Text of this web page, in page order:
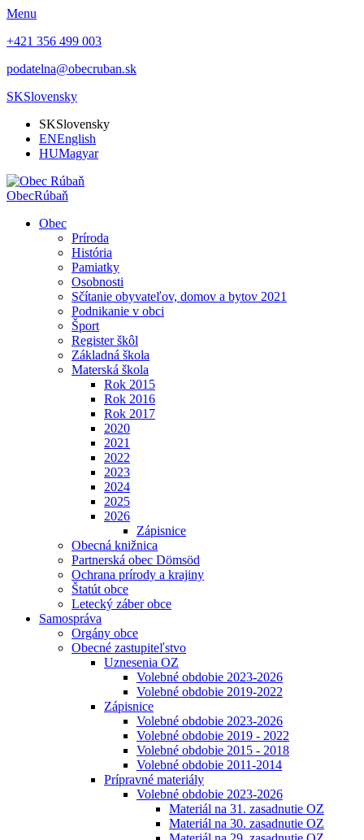
Menu
+421 356 499 003
podatelna@obecruban.sk
SKSlovensky
SKSlovensky
ENEnglish
HUMagyar
ObecRúbaň
Obec
Príroda
História
Pamiatky
Osobnosti
Sčítanie obyvateľov, domov a bytov 2021
Podnikanie v obci
Šport
Register škôl
Základná škola
Materská škola
Rok 2015
Rok 2016
Rok 2017
2020
2021
2022
2023
2024
2025
2026
Zápisnice
Obecná knižnica
Partnerská obec Dömsöd
Ochrana prírody a krajiny
Štatút obce
Letecký záber obce
Samospráva
Orgány obce
Obecné zastupiteľstvo
Uznesenia OZ
Volebné obdobie 2023-2026
Volebné obdobie 2019-2022
Zápisnice
Volebné obdobie 2023-2026
Volebné obdobie 2019 - 2022
Volebné obdobie 2015 - 2018
Volebné obdobie 2011-2014
Prípravné materiály
Volebné obdobie 2023-2026
Materiál na 31. zasadnutie OZ
Materiál na 30. zasadnutie OZ